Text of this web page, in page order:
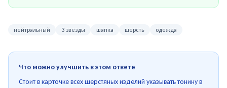
нейтральный 3 звезды шапка шерсть одежда
Что можно улучшить в этом ответе
Стоит в карточке всех шерстяных изделий указывать тонину в